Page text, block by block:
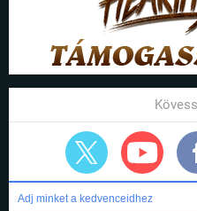
Adj minket a kedvenceidhez